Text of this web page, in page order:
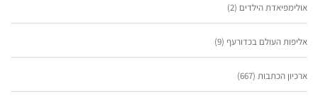
אולימפיאדת הילדים (2)
אליפות העולם בכדורעף (9)
ארכיון הכתבות (667)